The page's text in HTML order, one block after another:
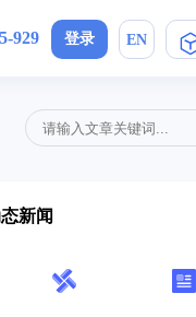
增值服务
开源CRM
息时代，开展优质护理服务，信
品手册
入我们
929 登录 EN
新闻